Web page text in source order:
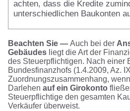
achten, dass die Kredite
unterschiedlichen Baukonten
Beachten Sie — Auch bei der
Gebäudesliegt die Art der
des Steuerpflichtigen. Nach einer
Bundesfinanzhofs (1.4.2009, Az.
Zuordnungszusammenhang,
Darlehen auf ein Girokonto
Steuerpflichtige den gesamten
Verkäufer überweist.